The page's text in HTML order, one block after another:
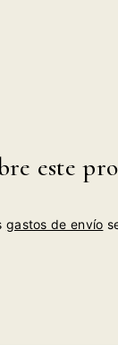
este
gastos de envío